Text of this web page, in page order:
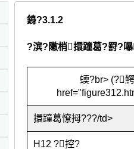
銵?3.1.2
?滨?敶梢擐蹱葛?罸?
蝡?br> (?
擐蹱葛憭拇???/td>
H12 ?控?